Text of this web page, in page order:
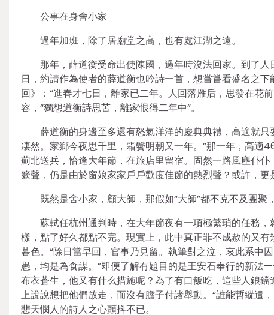
公事在身舍小家
過年加班，除了居廟堂之高，也有處江湖之遠。
那年，薛道衡受命出使陳國，過年時沒法回家。到了
日，約請作為使者的薛道衡也吟詩一首，想嘗嘗看盛名之
回》：“進春才七日，離家已二年。人回落雁后，思發在花
容，“獨想道衡詩思苦，離家恨得二年中”。
薛道衡的身邊至多還有怒氣洋洋的慶典典禮，高適就
凄然。家鄉今夜思千里，霜鬢明朝又一年。”那一年，高適
薊北送兵，恰逢大年節，在旅店里留宿。固然一路風塵仆
簌聲，仍是由於窗娘家家戶戶歡度佳節的熱烈聲？或許，更
既然是舍小家，顧大師，那假如“大師”都不克不及團聚
蘇軾任杭州通判時，在大年節夜有一項極繁瑣的任務
樣，點了好久都點不完。現實上，此中真正罪不成赦的又
暮色。“除日當早回，官事乃見留。執筆對之泣，哀此系中
愚，均是為食謀。”即便了解有題目的是王安石奉行的新
布衣蒼生，他又有什么措施呢？為了有口飯吃，這些人鋃
上說說想把他們放走，而沒有膽子付諸舉動。“誰能暫縱遣
悲天憫人的詩人之心顫抖不已。